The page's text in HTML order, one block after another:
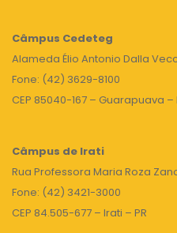
Câmpus Cedeteg
Alameda Élio Antonio Dalla
Fone: (42) 3629-8100
CEP 85040-167 – Guarapuava –
Câmpus de Irati
Rua Professora Maria Roza
Fone: (42) 3421-3000
CEP 84.505-677 – Irati – PR